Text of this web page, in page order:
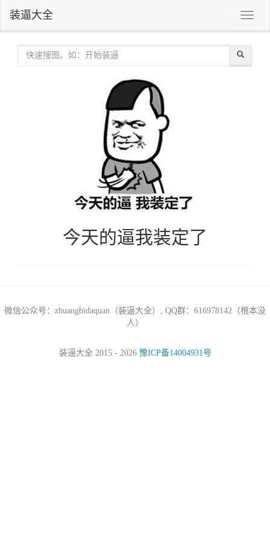
Toggle
装逼大全
今天的逼我装定了
微信公众号：zhuangbidaquan（装逼大全）, QQ群：616978142（根本没
人）
装逼大全 2015 - 2026 豫ICP备14004931号